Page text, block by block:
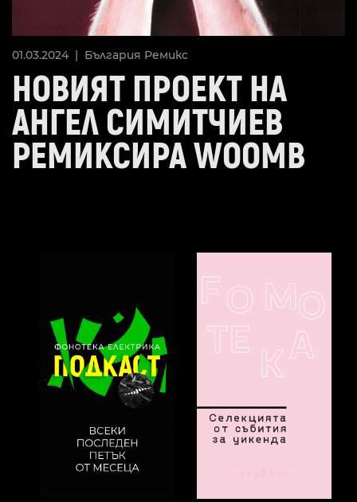
01.03.2024 | България Ремикс
НОВИЯТ ПРОЕКТ НА
АНГЕЛ СИМИТЧИЕВ
РЕМИКСИРА WOOMB